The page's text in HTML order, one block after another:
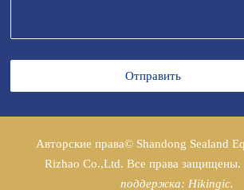
Отправить
Авторские права© Shandong Sealand
Rizhao Co.,Ltd. Все права защищены.
поддержка: Hikingic.